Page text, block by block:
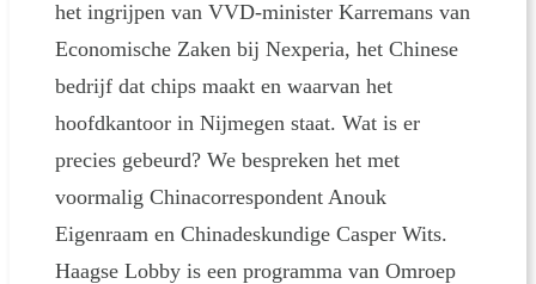
het ingrijpen van VVD-minister Karremans van
Economische Zaken bij Nexperia, het Chinese
bedrijf dat chips maakt en waarvan het
hoofdkantoor in Nijmegen staat. Wat is er
precies gebeurd? We bespreken het met
voormalig Chinacorrespondent Anouk
Eigenraam en Chinadeskundige Casper Wits.
Haagse Lobby is een programma van Omroep